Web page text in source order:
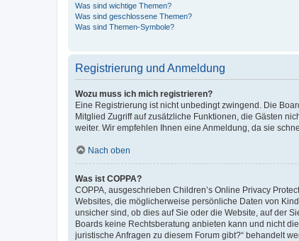
Was sind wichtige Themen?
Was sind geschlossene Themen?
Was sind Themen-Symbole?
Registrierung und Anmeldung
Wozu muss ich mich registrieren?
Eine Registrierung ist nicht unbedingt zwingend. Die
Mitglied Zugriff auf zusätzliche Funktionen, die Gästen
weiter. Wir empfehlen Ihnen eine Anmeldung, da sie
Nach oben
Was ist COPPA?
COPPA, ausgeschrieben Children’s Online Privacy
Websites, die möglicherweise persönliche Daten von
unsicher sind, ob dies auf Sie oder die Website, auf der
Boards keine Rechtsberatung anbieten kann und nicht
juristische Anfragen zu diesem Forum gibt?“ behandelt